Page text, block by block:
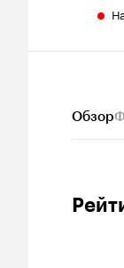
Обзор